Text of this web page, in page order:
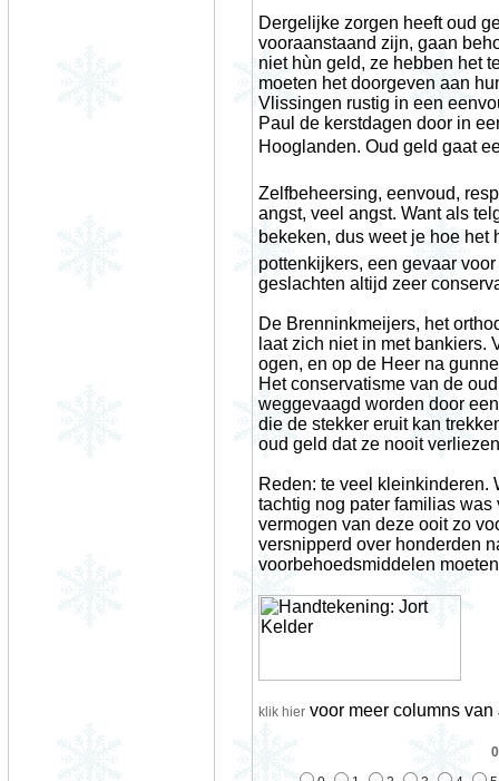
Dergelijke zorgen heeft oud
vooraanstaand zijn, gaan
niet hùn geld, ze hebben het
moeten het doorgeven aan
Vlissingen rustig in een
Paul de kerstdagen door in
Hooglanden. Oud geld gaat
Zelfbeheersing, eenvoud,
angst, veel angst. Want als
bekeken, dus weet je hoe
pottenkijkers, een gevaar
geslachten altijd zeer
De Brenninkmeijers, het
laat zich niet in met bankiers.
ogen, en op de Heer na
Het conservatisme van de
weggevaagd worden door
die de stekker eruit kan
oud geld dat ze nooit
Reden: te veel kleinkinderen.
tachtig nog pater familias
vermogen van deze ooit zo
versnipperd over honderden
voorbehoedsmiddelen
klik hier voor meer columns van